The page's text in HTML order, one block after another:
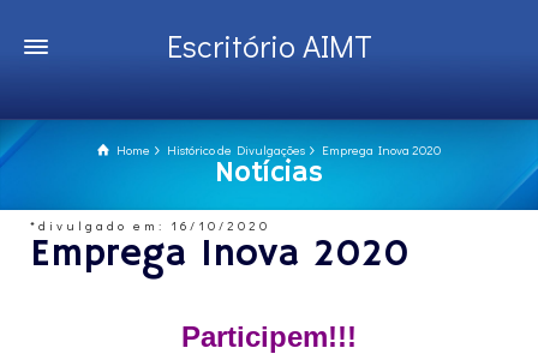
Escritório AIMT
Home Histórico de Divulgações Emprega Inova 2020
Notícias
*divulgado em: 16/10/2020
Emprega Inova 2020
Participem!!!